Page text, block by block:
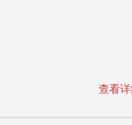
查看